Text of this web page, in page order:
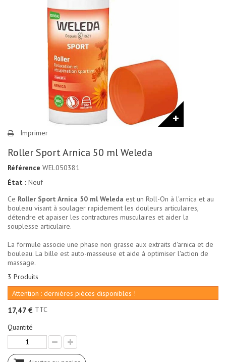
Imprimer
Roller Sport Arnica 50 ml Weleda
Référence WEL050381
État : Neuf
Ce Roller Sport Arnica 50 ml Weleda est un Roll-On à l'arnica et au
bouleau visant à soulager rapidement les douleurs articulaires,
détendre et apaiser les contractures musculaires et aider la
souplesse articulaire.
La formule associe une phase non grasse aux extraits d'arnica et de
bouleau. La bille est auto-masseuse et aide à optimiser l'action de
massage.
3 Produits
Attention : dernières pièces disponibles !
17,47 € TTC
Quantité